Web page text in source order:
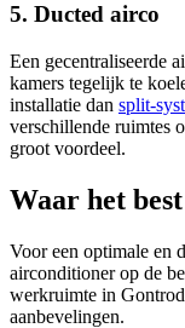
5. Ducted airco
Een gecentraliseerde
kamers tegelijk te
installatie dan split-
verschillende ruimtes
groot voordeel.
Waar het
Voor een optimale en
airconditioner op de
werkruimte in
aanbevelingen.